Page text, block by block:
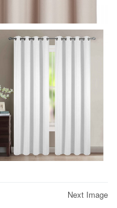
Next Image